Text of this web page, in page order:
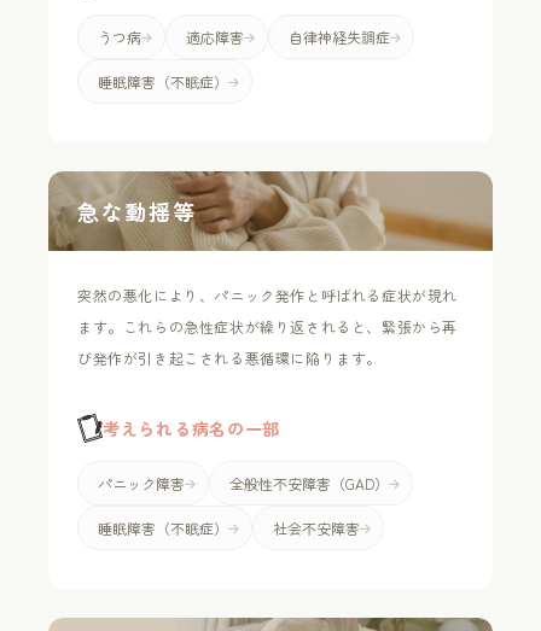
うつ病 適応障害 自律神経失調症
睡眠障害（不眠症）
突然の悪化により、パニック発作と呼ばれる症状が現れ
ます。これらの急性症状が繰り返されると、緊張から再
び発作が引き起こされる悪循環に陥ります。
考えられる病名の一部
パニック障害 全般性不安障害（GAD）
睡眠障害（不眠症） 社会不安障害
急な動揺等